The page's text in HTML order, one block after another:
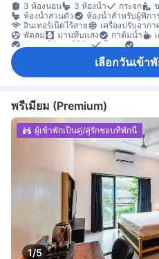
3 ห้องนอน
3 ห้องน้ำ กระจก
ห้องน้ำส่วนตัว
ห้องน้ำสำหรับผู้พิกา
อินเทอร์เน็ตไร้สาย
เครื่องปรับอากา
พัดลม
ม่านทึบแสง กาต้มน้ำ
อุปกรณ์ทำบาร์บีคิว
โซฟา ถังขย
พื้นที่กลางแจ้งรอบที่พัก
พื้นที่ทำงา
ห้องนั่งเล่นแยกต่
เลือกวันเข้า
พรีเมียม (Premium)
1/5
ผู้เข้าพักเป็นคู่/คู่รักชอบที่พักนี้